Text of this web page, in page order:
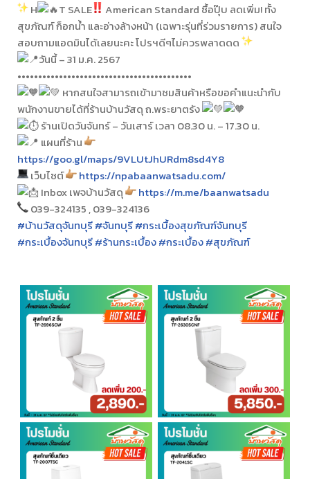
H T SALE
American Standard ซื้อปุ๊บ ลดเพิ่ม! ทั้ง
สุขภัณฑ์ ก็อกน้ำ และอ่างล้างหน้า (เฉพาะรุ่นที่ร่วมรายการ) สนใจ
สอบถามแอดมินได้เลยนะคะ โปรฯดีๆไม่ควรพลาดดด
วันนี้ – 31 ม.ค. 2567
••••••••••••••••••••••••••••••••••••••••••
หากสนใจสามารถเข้ามาชมสินค้าหรือขอคำแนะนำกับ
พนักงานขายได้ที่ร้านบ้านวัสดุ ถ.พระยาตรัง
ร้านเปิดวันจันทร์ – วันเสาร์ เวลา 08.30 น. – 17.30 น.
แผนที่ร้าน
https://goo.gl/maps/9VLUtJhURdm8sd4Y8
เว็บไซต์
https://npabaanwatsadu.com/
Inbox เพจบ้านวัสดุ
https://m.me/baanwatsadu
039-324135 , 039-324136
#บ้านวัสดุจันทบุรี#จันทบุรี#กระเบื้องสุขภัณฑ์จันทบุรี
#กระเบื้องจันทบุรี#ร้านกระเบื้อง#กระเบื้อง#สุขภัณฑ์